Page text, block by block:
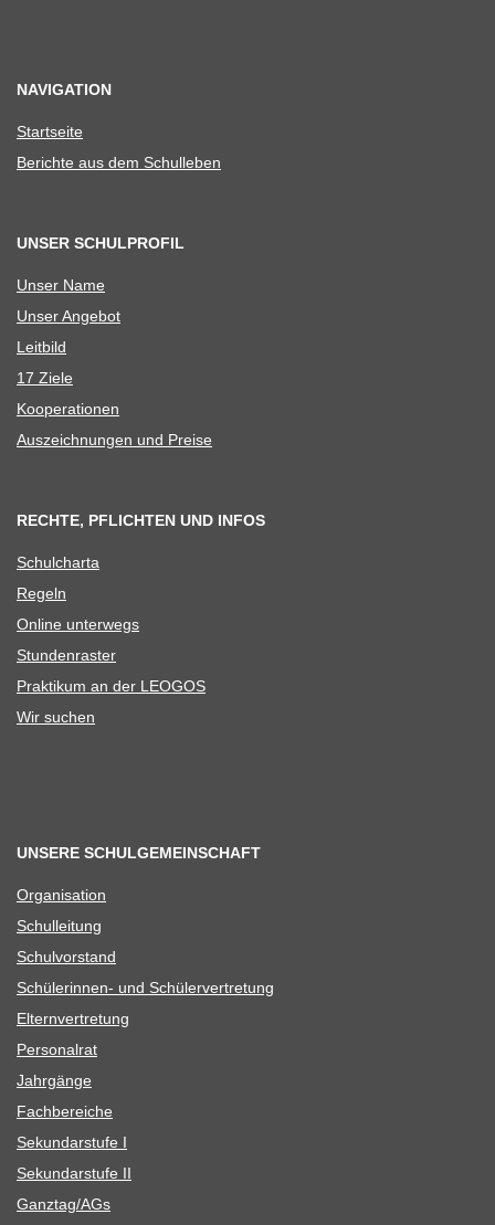
NAVIGATION
Start­seite
Berichte aus dem Schulleben
UNSER SCHULPROFIL
Unser Name
Unser Ange­bot
Leit­bild
17 Ziele
Koope­ra­tio­nen
Aus­zeich­nun­gen und Preise
RECHTE, PFLICHTEN UND INFOS
Schul­charta
Regeln
Online unter­wegs
Stun­den­ras­ter
Prak­ti­kum an der LEOGOS
Wir suchen
UNSERE SCHULGEMEINSCHAFT
Orga­ni­sa­tion
Schul­lei­tung
Schul­vor­stand
Schü­le­rin­nen- und Schülervertretung
Eltern­ver­tre­tung
Per­so­nal­rat
Jahr­gänge
Fach­be­rei­che
Sekun­dar­stufe I
Sekun­dar­stufe II
Ganztag/​​AGs